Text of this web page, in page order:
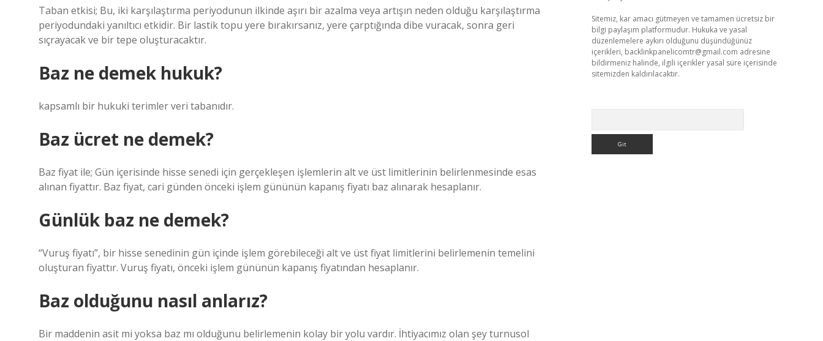
Taban etkisi; Bu, iki karşılaştırma periyodunun ilkinde aşırı bir azalma veya artışın neden olduğu karşılaştırma
periyodundaki yanıltıcı etkidir. Bir lastik topu yere bırakırsanız, yere çarptığında dibe vuracak, sonra geri
sıçrayacak ve bir tepe oluşturacaktır.
Baz ne demek hukuk?
kapsamlı bir hukuki terimler veri tabanıdır.
Baz ücret ne demek?
Baz fiyat ile; Gün içerisinde hisse senedi için gerçekleşen işlemlerin alt ve üst limitlerinin belirlenmesinde esas
alınan fiyattır. Baz fiyat, cari günden önceki işlem gününün kapanış fiyatı baz alınarak hesaplanır.
Günlük baz ne demek?
“Vuruş fiyatı”, bir hisse senedinin gün içinde işlem görebileceği alt ve üst fiyat limitlerini belirlemenin temelini
oluşturan fiyattır. Vuruş fiyatı, önceki işlem gününün kapanış fiyatından hesaplanır.
Baz olduğunu nasıl anlarız?
Bir maddenin asit mi yoksa baz mı olduğunu belirlemenin kolay bir yolu vardır. İhtiyacımız olan şey turnusol
Sitemiz, kar amacı gütmeyen ve tamamen ücretsiz bir
bilgi paylaşım platformudur. Hukuka ve yasal
düzenlemelere aykırı olduğunu düşündüğünüz
içerikleri, backlinkpanelicomtr@gmail.com adresine
bildirmeniz halinde, ilgili içerikler yasal süre içerisinde
sitemizden kaldırılacaktır.